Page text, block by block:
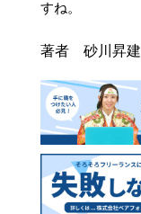
すね。
著者 砂川昇建